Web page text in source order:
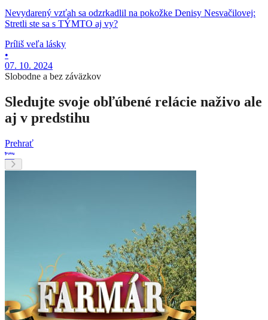
Nevydarený vzťah sa odzrkadlil na pokožke Denisy Nesvačilovej:
Stretli ste sa s TÝMTO aj vy?
Príliš veľa lásky
•
07. 10. 2024
Slobodne a bez záväzkov
Sledujte svoje obľúbené relácie naživo ale
aj v predstihu
Prehrať